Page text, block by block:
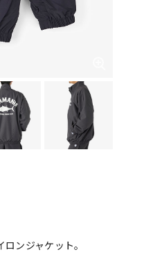
ンジャケット。